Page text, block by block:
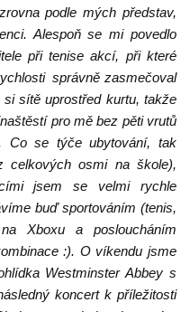
podle mých představ,
Alespoň se mi povedlo
při tenise akcí, při které
správně zasmečoval
sítě uprostřed kurtu, takže
pro mě bez pěti vrutů
Co se týče ubytování, tak
celkových osmi na škole),
jsem se velmi rychle
buď sportováním (tenis,
Xboxu a posloucháním
:). O víkendu jsme
Westminster Abbey s
koncert k příležitosti